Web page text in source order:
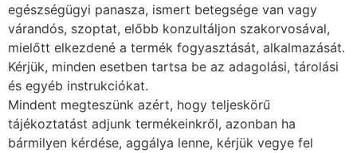
egészségügyi panasza, ismert betegsége van vagy
várandós, szoptat, előbb konzultáljon szakorvosával,
mielőtt elkezdené a termék fogyasztását, alkalmazását.
Kérjük, minden esetben tartsa be az adagolási, tárolási
és egyéb instrukciókat.
Mindent megteszünk azért, hogy teljeskörű
tájékoztatást adjunk termékeinkről, azonban ha
bármilyen kérdése, aggálya lenne, kérjük vegye fel